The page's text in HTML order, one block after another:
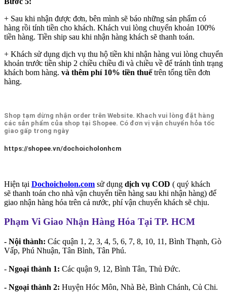
+ Sau khi nhận được đơn, bên mình sẽ báo những sản phẩm có
hàng rồi tính tiền cho khách. Khách vui lòng chuyển khoản 100%
tiền hàng. Tiền ship sau khi nhận hàng khách sẽ thanh toán.
+ Khách sử dụng dịch vụ thu hộ tiền khi nhận hàng vui lòng chuyển
khoản trước tiền ship 2 chiều chiều đi và chiều về để tránh tình trạng
khách bom hàng. và thêm phí 10% tiền thuếtrên tổng tiền đơn
hàng.
Shop tạm dừng nhận order trên Website. Khach vui lòng đặt hàng
các sản phẩm của shop tại Shopee. Có đơn vị vận chuyển hỏa tốc
giao gấp trong ngày
https://shopee.vn/dochoicholonhcm
Hiện tại Dochoicholon.com sử dụng dịch vụ COD ( quý khách
sẽ thanh toán cho nhà vận chuyển tiền hàng sau khi nhận hàng) để
giao nhận hàng hóa trên cả nước, phí vận chuyển khách sẽ chịu.
Phạm Vi Giao Nhận Hàng Hóa Tại TP. HCM
- Nội thành: Các quận 1, 2, 3, 4, 5, 6, 7, 8, 10, 11, Bình Thạnh, Gò
Vấp, Phú Nhuận, Tân Bình, Tân Phú.
- Ngoại thành 1: Các quận 9, 12, Bình Tân, Thủ Đức.
- Ngoại thành 2: Huyện Hóc Môn, Nhà Bè, Bình Chánh, Củ Chi.